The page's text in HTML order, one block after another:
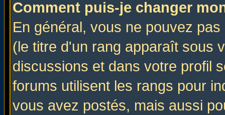
Comment puis-je changer
En général, vous ne pouvez
(le titre d'un rang apparaît sous
discussions et dans votre profil
forums utilisent les rangs pour
vous avez postés, mais aussi